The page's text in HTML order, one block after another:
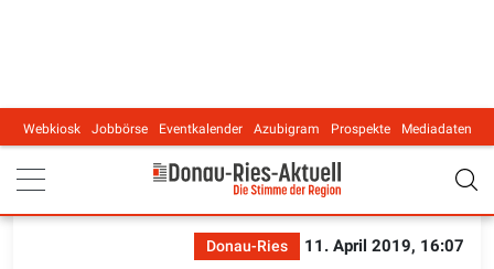
Main navigation
Webkiosk Jobbörse Eventkalender Azubigram Prospekte Mediadaten
Donau-Ries
11. April 2019, 16:07